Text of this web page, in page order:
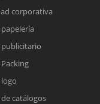
corporativa
publicitario
catálogos